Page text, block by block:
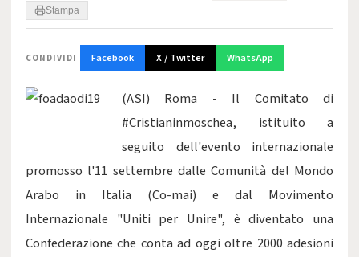
Stampa
CONDIVIDI Facebook X / Twitter WhatsApp
(ASI) Roma - Il Comitato di
#Cristianinmoschea, istituito a
seguito dell'evento internazionale
promosso l'11 settembre dalle Comunità del Mondo
Arabo in Italia (Co-mai) e dal Movimento
Internazionale "Uniti per Unire", è diventato una
Confederazione che conta ad oggi oltre 2000 adesioni